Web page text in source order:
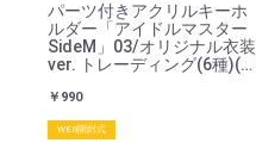
パーツ付きアクリルキーホ
ルダー「アイドルマスター
SideM」03/オリジナル衣装
ver. トレーディング(6種)(描
￥990
WEB開封式